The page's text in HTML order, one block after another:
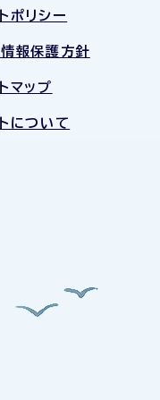
ポリシー
報保護方針
マップ
について